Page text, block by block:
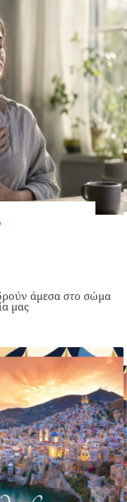
άμεσα στο σώμα
μας